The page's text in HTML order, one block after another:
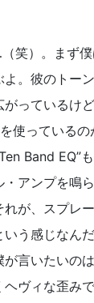
笑）。まず
。彼のトー
っているけ
使っている
Band EQ”
アンプを鳴
が、スプレ
いう感じなん
が言いたいの
ヴィな歪み